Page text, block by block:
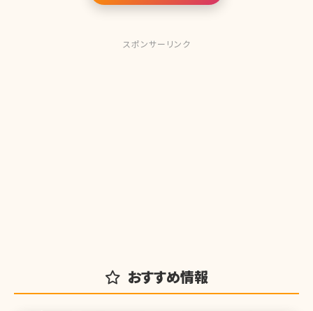
スポンサーリンク
おすすめ情報